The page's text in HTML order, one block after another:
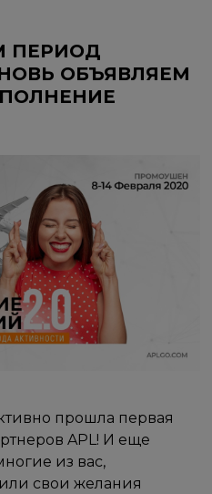
ПЕРИОД
ОБЪЯВЛЯЕМ
прошла первая
APL! И еще
из вас,
свои желания